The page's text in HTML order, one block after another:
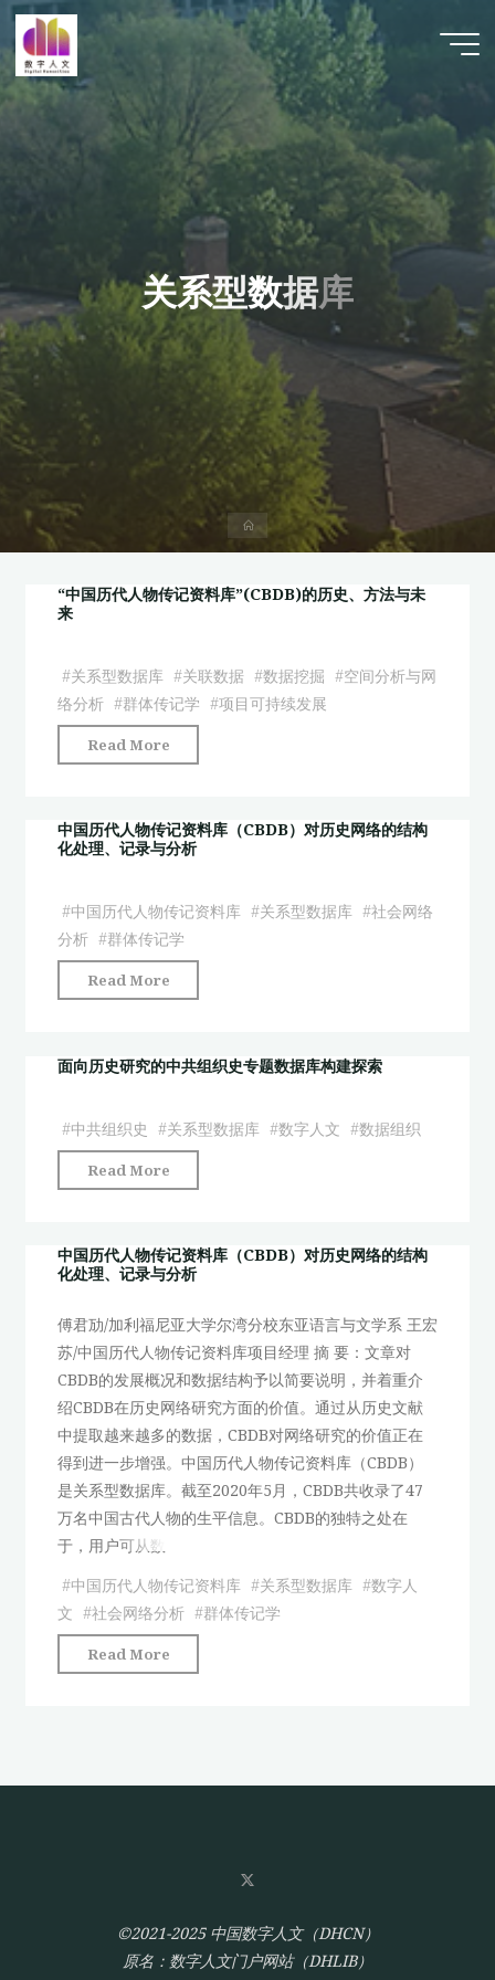
跳
至
容
文 |
DHCN
关系型数据库
页
“中国历代人物传记资料库”(CBDB)的历史、方法与未
来
#关系型数据库 #关联数据 #数据挖掘 #空间分析与网
络分析 #群体传记学 #项目可持续发展
Read More
国
代
人
传
记
资
的
史、
方
法
来"
中国历代人物传记资料库（CBDB）对历史网络的结构
化处理、记录与分析
#中国历代人物传记资料库 #关系型数据库 #社会网络
分析 #群体传记学
Read More
国
代
库
（CBDB）
历
史
网
络
的
结
构
化
理、
记
录
与
面向历史研究的中共组织史专题数据库构建探索
#中共组织史 #关系型数据库 #数字人文 #数据组织
Read More
向
史
研
的
中
共
组
织
史
专
题
据
库
构
中国历代人物传记资料库（CBDB）对历史网络的结构
化处理、记录与分析
傅君劢/加利福尼亚大学尔湾分校东亚语言与文学系 王宏
苏/中国历代人物传记资料库项目经理 摘 要：文章对
CBDB的发展概况和数据结构予以简要说明，并着重介
绍CBDB在历史网络研究方面的价值。通过从历史文献
中提取越来越多的数据，CBDB对网络研究的价值正在
得到进一步增强。中国历代人物传记资料库（CBDB）
是关系型数据库。截至2020年5月，CBDB共收录了47
万名中国古代人物的生平信息。CBDB的独特之处在
于，用户可从数
#中国历代人物传记资料库 #关系型数据库 #数字人
文 #社会网络分析 #群体传记学
Read More
国
物
库
（CBDB）
©2021-2025 中国数字人文（DHCN）
原名：数字人文门户网站（DHLIB）